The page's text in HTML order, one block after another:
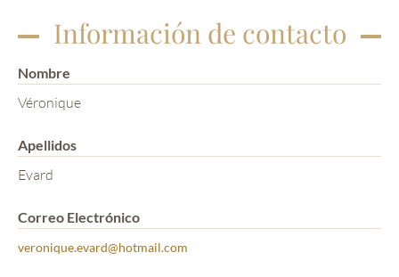
Información de contacto
Nombre
Véronique
Apellidos
Evard
Correo Electrónico
veronique.evard@hotmail.com